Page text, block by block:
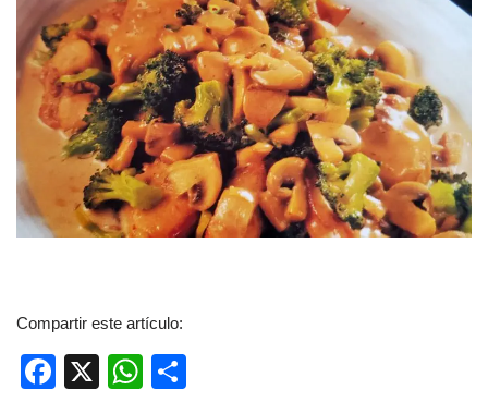
Compartir este artículo:
F
X
W